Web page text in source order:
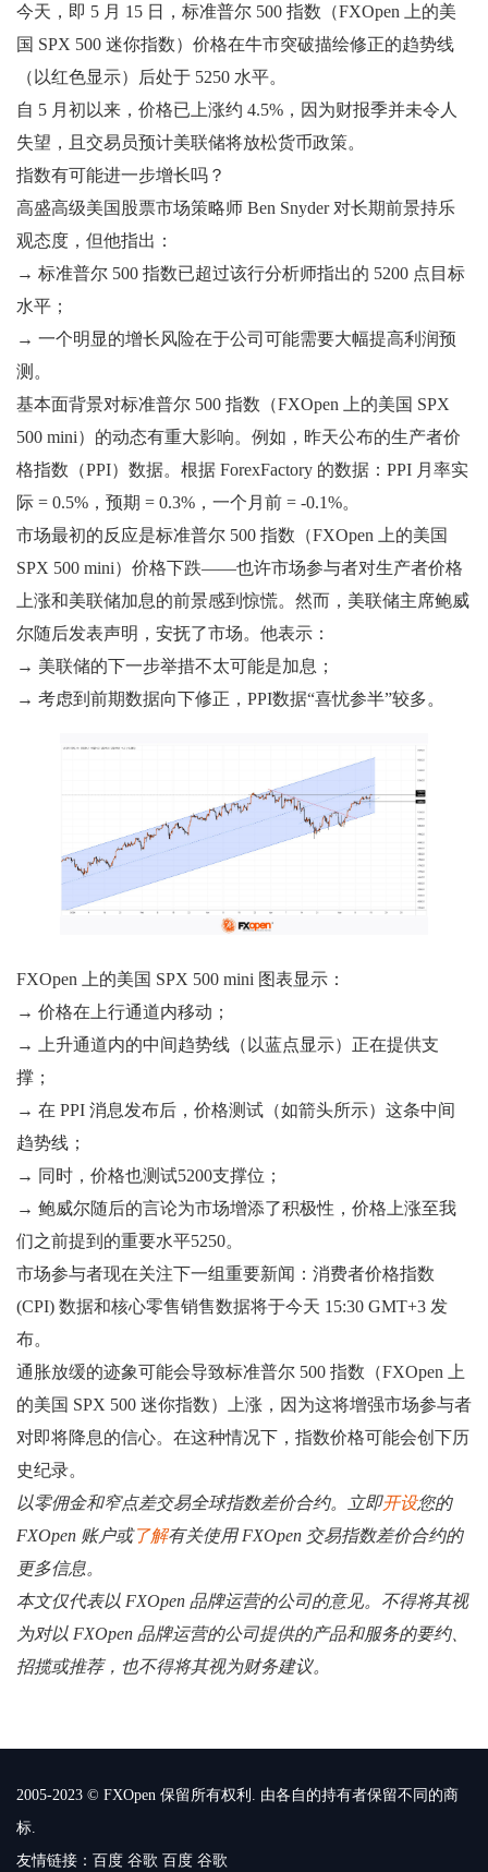
今天，即 5 月 15 日，标准普尔 500 指数（FXOpen 上的美
国 SPX 500 迷你指数）价格在牛市突破描绘修正的趋势线
（以红色显示）后处于 5250 水平。
自 5 月初以来，价格已上涨约 4.5%，因为财报季并未令人
失望，且交易员预计美联储将放松货币政策。
指数有可能进一步增长吗？
高盛高级美国股票市场策略师 Ben Snyder 对长期前景持乐
观态度，但他指出：
→ 标准普尔 500 指数已超过该行分析师指出的 5200 点目标
水平；
→ 一个明显的增长风险在于公司可能需要大幅提高利润预
测。
基本面背景对标准普尔 500 指数（FXOpen 上的美国 SPX
500 mini）的动态有重大影响。例如，昨天公布的生产者价
格指数（PPI）数据。根据 ForexFactory 的数据：PPI 月率实
际 = 0.5%，预期 = 0.3%，一个月前 = -0.1%。
市场最初的反应是标准普尔 500 指数（FXOpen 上的美国
SPX 500 mini）价格下跌——也许市场参与者对生产者价格
上涨和美联储加息的前景感到惊慌。然而，美联储主席鲍威
尔随后发表声明，安抚了市场。他表示：
→ 美联储的下一步举措不太可能是加息；
→ 考虑到前期数据向下修正，PPI数据“喜忧参半”较多。
FXOpen 上的美国 SPX 500 mini 图表显示：
→ 价格在上行通道内移动；
→ 上升通道内的中间趋势线（以蓝点显示）正在提供支
撑；
→ 在 PPI 消息发布后，价格测试（如箭头所示）这条中间
趋势线；
→ 同时，价格也测试5200支撑位；
→ 鲍威尔随后的言论为市场增添了积极性，价格上涨至我
们之前提到的重要水平5250。
市场参与者现在关注下一组重要新闻：消费者价格指数
(CPI) 数据和核心零售销售数据将于今天 15:30 GMT+3 发
布。
通胀放缓的迹象可能会导致标准普尔 500 指数（FXOpen 上
的美国 SPX 500 迷你指数）上涨，因为这将增强市场参与者
对即将降息的信心。在这种情况下，指数价格可能会创下历
史纪录。
以零佣金和窄点差交易全球指数差价合约。立即开设您的
FXOpen 账户或了解有关使用 FXOpen 交易指数差价合约的
更多信息。
本文仅代表以 FXOpen 品牌运营的公司的意见。不得将其视
为对以 FXOpen 品牌运营的公司提供的产品和服务的要约、
招揽或推荐，也不得将其视为财务建议。
2005-2023 © FXOpen 保留所有权利. 由各自的持有者保留不同的商
标.
友情链接： 百度 谷歌 百度 谷歌